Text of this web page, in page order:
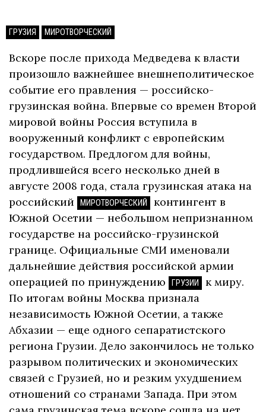
ГРУЗИЯ МИРОТВОРЧЕСКИЙ
Вскоре после прихода Медведева к власти
произошло важнейшее внешнеполитическое
событие его правления — российско-
грузинская война. Впервые со времен Второй
мировой войны Россия вступила в
вооруженный конфликт с европейским
государством. Предлогом для войны,
продлившейся всего несколько дней в
августе 2008 года, стала грузинская атака на
российский
МИРОТВОРЧЕСКИЙ
контингент в
Южной Осетии — небольшом непризнанном
государстве на российско-грузинской
границе. Официальные СМИ именовали
дальнейшие действия российской армии
операцией по принуждению
ГРУЗИИ
к миру.
По итогам войны Москва признала
независимость Южной Осетии, а также
Абхазии — еще одного сепаратистского
региона Грузии. Дело закончилось не только
разрывом политических и экономических
связей с Грузией, но и резким ухудшением
отношений со странами Запада. При этом